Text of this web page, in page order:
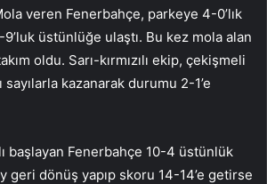
veren Fenerbahçe, parkeye 4-0’lık
üstünlüğe ulaştı. Bu kez mola alan
oldu. Sarı-kırmızılı ekip, çekişmeli
sayılarla kazanarak durumu 2-1’e
başlayan Fenerbahçe 10-4 üstünlük
geri dönüş yapıp skoru 14-14’e getirse